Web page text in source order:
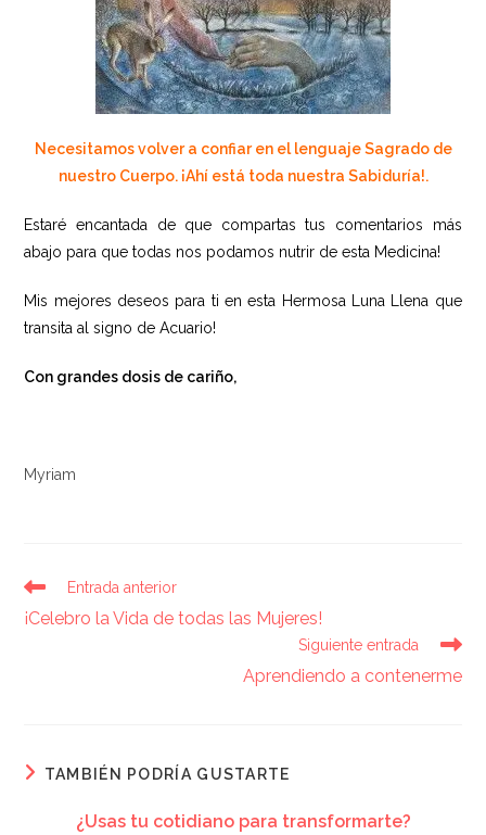
Necesitamos volver a confiar en el lenguaje Sagrado de
nuestro Cuerpo. ¡Ahí está toda nuestra Sabiduría!.
Estaré encantada de que compartas tus comentarios más
abajo para que todas nos podamos nutrir de esta Medicina!
Mis mejores deseos para ti en esta Hermosa Luna Llena que
transita al signo de Acuario!
Con grandes dosis de cariño,
Myriam
Entrada anterior
¡Celebro la Vida de todas las Mujeres!
Siguiente entrada
Aprendiendo a contenerme
TAMBIÉN PODRÍA GUSTARTE
¿Usas tu cotidiano para transformarte?